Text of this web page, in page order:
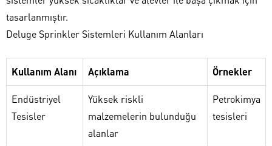
tasarlanmıştır.
Deluge Sprinkler Sistemleri Kullanım Alanları
Kullanım Alanı Açıklama Örnekler
Endüstriyel
Tesisler
Yüksek riskli
malzemelerin bulunduğu
alanlar
Petrokimya
tesisleri